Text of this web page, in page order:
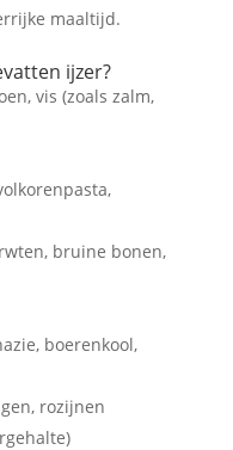
maaltijd.
ijzer?
vis (zoals zalm,
bruine bonen,
boerenkool,
rozijnen